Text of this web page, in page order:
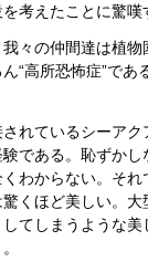
考えたことに驚嘆
々の仲間達は植
“高所恐怖症”であ
れているシーア
である。恥ずか
わからない。そ
くほど美しい。
てしまうような